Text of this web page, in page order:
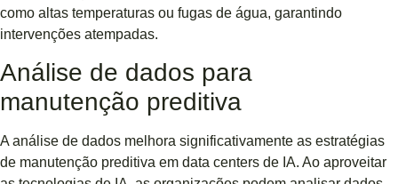
como altas temperaturas ou fugas de água, garantindo
intervenções atempadas.
Análise de dados para
manutenção preditiva
A análise de dados melhora significativamente as estratégias
de manutenção preditiva em data centers de IA. Ao aproveitar